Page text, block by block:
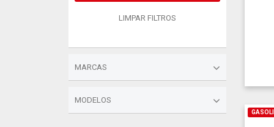
LIMPAR FILTROS
MARCAS
MODELOS